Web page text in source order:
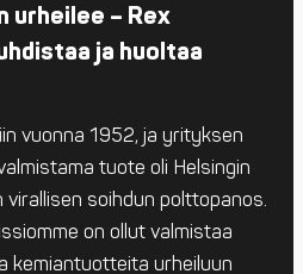
urheilee – Rex
ja huoltaa
vuonna 1952, ja yrityksen
tuote oli Helsingin
virallisen soihdun polttopanos.
on ollut valmistaa
kemiantuotteita urheiluun